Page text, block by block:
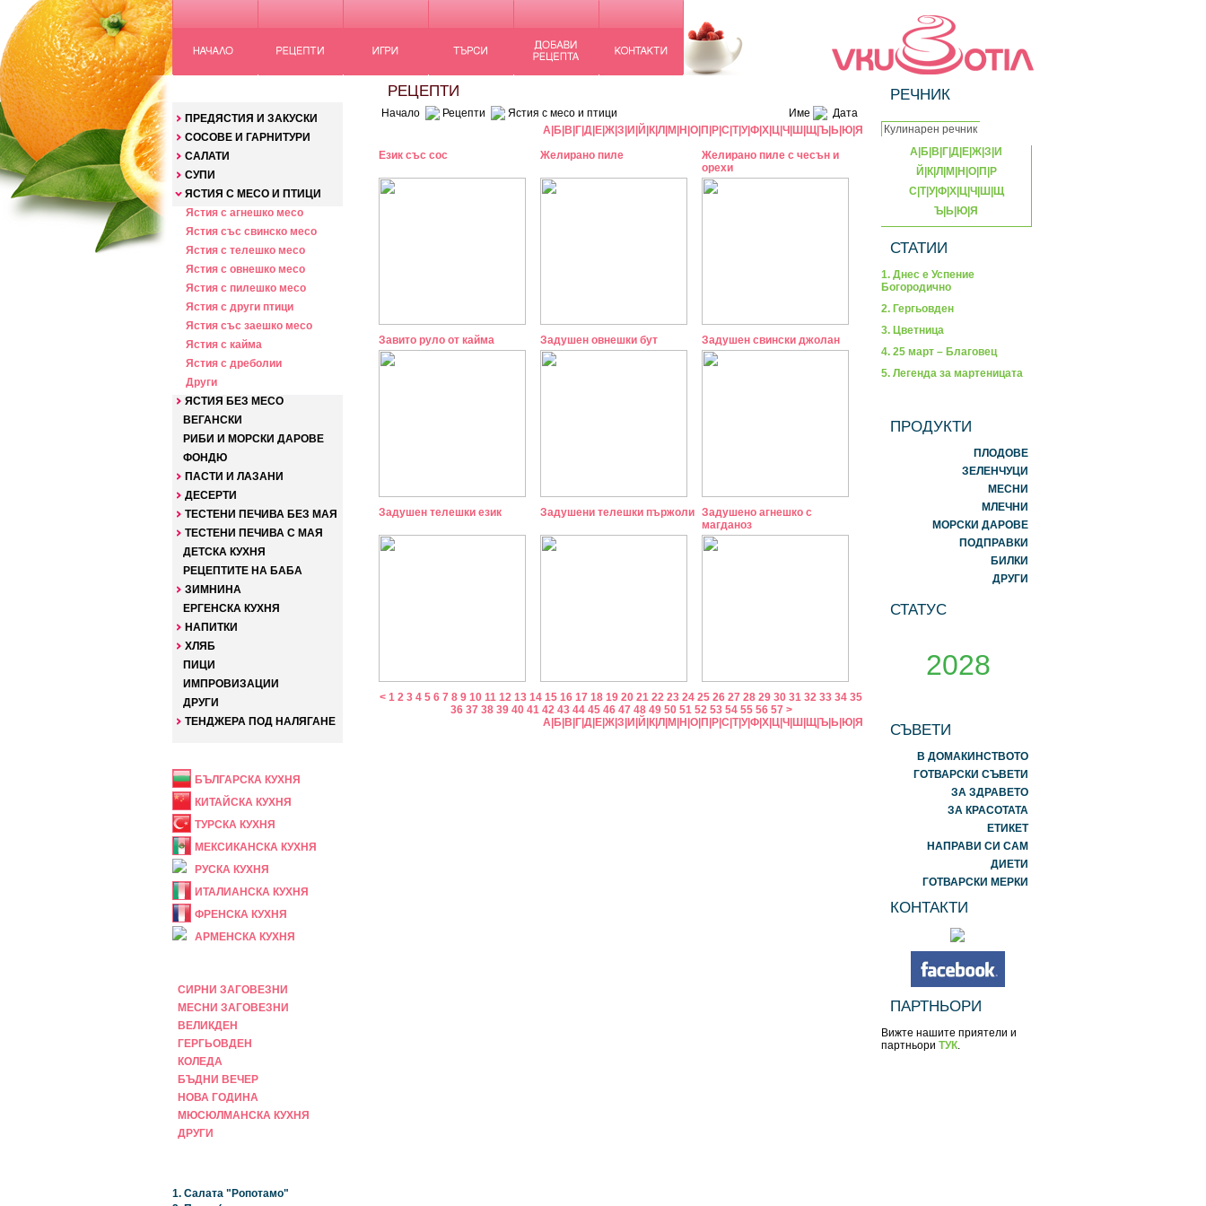
ПРЕДЯСТИЯ И ЗАКУСКИ
СОСОВЕ И ГАРНИТУРИ
САЛАТИ
СУПИ
ЯСТИЯ С МЕСО И ПТИЦИ
Ястия с агнешко месо
Ястия със свинско месо
Ястия с телешко месо
Ястия с овнешко месо
Ястия с пилешко месо
Ястия с други птици
Ястия със заешко месо
Ястия с кайма
Ястия с дреболии
Други
ЯСТИЯ БЕЗ МЕСО
ВЕГАНСКИ
РИБИ И МОРСКИ ДАРОВЕ
ФОНДЮ
ПАСТИ И ЛАЗАНИ
ДЕСЕРТИ
ТЕСТЕНИ ПЕЧИВА БЕЗ МАЯ
ТЕСТЕНИ ПЕЧИВА С МАЯ
ДЕТСКА КУХНЯ
РЕЦЕПТИТЕ НА БАБА
ЗИМНИНА
ЕРГЕНСКА КУХНЯ
НАПИТКИ
ХЛЯБ
ПИЦИ
ИМПРОВИЗАЦИИ
ДРУГИ
ТЕНДЖЕРА ПОД НАЛЯГАНЕ
БЪЛГАРСКА КУХНЯ
КИТАЙСКА КУХНЯ
ТУРСКА КУХНЯ
МЕКСИКАНСКА КУХНЯ
РУСКА КУХНЯ
ИТАЛИАНСКА КУХНЯ
ФРЕНСКА КУХНЯ
АРМЕНСКА КУХНЯ
СИРНИ ЗАГОВЕЗНИ
МЕСНИ ЗАГОВЕЗНИ
ВЕЛИКДЕН
ГЕРГЬОВДЕН
КОЛЕДА
БЪДНИ ВЕЧЕР
НОВА ГОДИНА
МЮСЮЛМАНСКА КУХНЯ
ДРУГИ
1. Салата "Ропотамо"
РЕЦЕПТИ
Начало Рецепти Ястия с месо и птици Име
Дата
А Б В Г Д Е Ж З И Й К Л М Н О П Р С Т|У|Ф Х Ц Ч Ш Щ Ъ Ь Ю Я
Език със сос
Желирано пиле
Желирано пиле с чесън и
орехи
Завито руло от кайма Задушен овнешки бут Задушен свински джолан
Задушен телешки език Задушени телешки пържоли Задушено агнешко с
магданоз
< 1 2 3 4 5 6 7 8 9 10 11 12 13 14 15 16 17 18 19 20 21 22 23 24 25 26 27 28 29 30 31 32 33 34 35
36 37 38 39 40 41 42 43 44 45 46 47 48 49 50 51 52 53 54 55 56 57 >
А Б В Г Д Е Ж З И Й К Л М Н О П Р С Т|У|Ф Х Ц Ч Ш Щ Ъ Ь Ю Я
РЕЧНИК
А Б В Г Д Е Ж З И
Й К| Л М Н О| П Р
С Т|У|Ф| Х| Ц| Ч Ш Щ
Ъ Ь Ю Я
СТАТИИ
1. Днес е Успение
Богородично
2. Гергьовден
3. Цветница
4. 25 март – Благовец
5. Легенда за мартеницата
ПРОДУКТИ
ПЛОДОВЕ
ЗЕЛЕНЧУЦИ
МЕСНИ
МЛЕЧНИ
МОРСКИ ДАРОВЕ
ПОДПРАВКИ
БИЛКИ
ДРУГИ
СТАТУС
2028
СЪВЕТИ
В ДОМАКИНСТВОТО
ГОТВАРСКИ СЪВЕТИ
ЗА ЗДРАВЕТО
ЗА КРАСОТАТА
ЕТИКЕТ
НАПРАВИ СИ САМ
ДИЕТИ
ГОТВАРСКИ МЕРКИ
КОНТАКТИ
ПАРТНЬОРИ
Вижте нашите приятели и
партньори ТУК.